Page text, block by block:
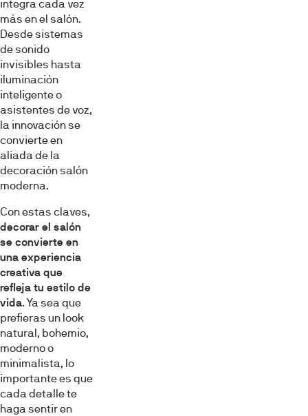
integra cada vez
más en el salón.
Desde sistemas
de sonido
invisibles hasta
iluminación
inteligente o
asistentes de voz,
la innovación se
convierte en
aliada de la
decoración salón
moderna.
Con estas claves,
decorar el salón
se convierte en
una experiencia
creativa que
refleja tu estilo de
vida. Ya sea que
prefieras un look
natural, bohemio,
moderno o
minimalista, lo
importante es que
cada detalle te
haga sentir en